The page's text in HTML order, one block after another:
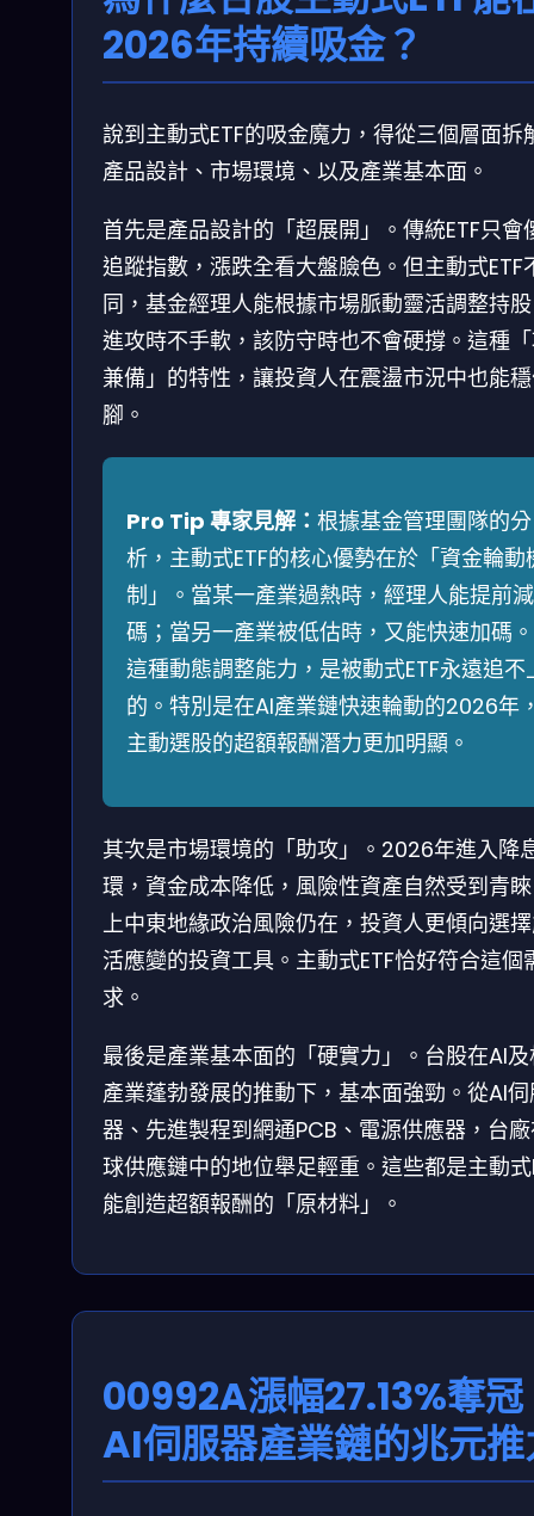
2026年持續吸金？
說到主動式ETF的吸金魔力，得從三個層面拆
產品設計、市場環境、以及產業基本面。
首先是產品設計的「超展開」。傳統ETF只會
追蹤指數，漲跌全看大盤臉色。但主動式ETF
同，基金經理人能根據市場脈動靈活調整持
進攻時不手軟，該防守時也不會硬撐。這種
兼備」的特性，讓投資人在震盪市況中也能
腳。
Pro Tip 專家見解： 根據基金管理團隊的分
析，主動式ETF的核心優勢在於「資金輪動
制」。當某一產業過熱時，經理人能提前減
碼；當另一產業被低估時，又能快速加碼。
這種動態調整能力，是被動式ETF永遠追不
的。特別是在AI產業鏈快速輪動的2026年
主動選股的超額報酬潛力更加明顯。
其次是市場環境的「助攻」。2026年進入降
環，資金成本降低，風險性資產自然受到青
上中東地緣政治風險仍在，投資人更傾向選
活應變的投資工具。主動式ETF恰好符合這個
求。
最後是產業基本面的「硬實力」。台股在AI
產業蓬勃發展的推動下，基本面強勁。從AI
器、先進製程到網通PCB、電源供應器，台
球供應鏈中的地位舉足輕重。這些都是主動式
能創造超額報酬的「原材料」。
00992A漲幅27.13%奪冠
AI伺服器產業鏈的兆元